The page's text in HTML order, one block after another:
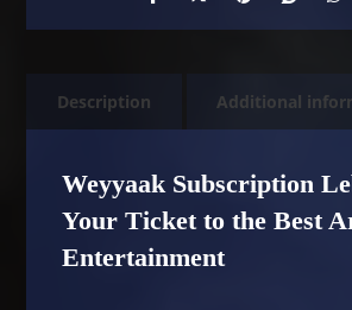
Description Additional
Weyyaak Subscription
Your Ticket to the Best
Entertainment